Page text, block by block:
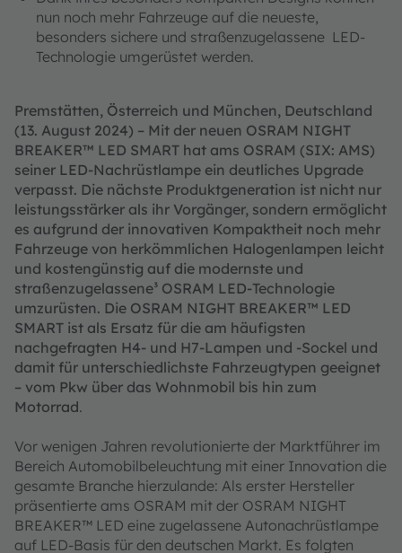
nun noch mehr Fahrzeuge auf die neueste,
besonders sichere und straßenzugelassene LED-
Technologie umgerüstet werden.
Premstätten, Österreich und München, Deutschland
(13. August 2024) – Mit der neuen OSRAM NIGHT
BREAKER™ LED SMART hat ams OSRAM (SIX: AMS)
seiner LED-Nachrüstlampe ein deutliches Upgrade
verpasst. Die nächste Produktgeneration ist nicht nur
leistungsstärker als ihr Vorgänger, sondern ermöglicht
es aufgrund der innovativen Kompaktheit noch mehr
Fahrzeuge von herkömmlichen Halogenlampen leicht
und kostengünstig auf die modernste und
straßenzugelassene³ OSRAM LED-Technologie
umzurüsten. Die OSRAM NIGHT BREAKER™ LED
SMART ist als Ersatz für die am häufigsten
nachgefragten H4- und H7-Lampen und -Sockel und
damit für unterschiedlichste Fahrzeugtypen geeignet
– vom Pkw über das Wohnmobil bis hin zum
Motorrad.
Vor wenigen Jahren revolutionierte der Marktführer im
Bereich Automobilbeleuchtung mit einer Innovation die
gesamte Branche hierzulande: Als erster Hersteller
präsentierte ams OSRAM mit der OSRAM NIGHT
BREAKER™ LED eine zugelassene Autonachrüstlampe
auf LED-Basis für den deutschen Markt. Es folgten